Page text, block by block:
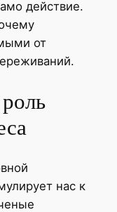
действие.
от
нас к